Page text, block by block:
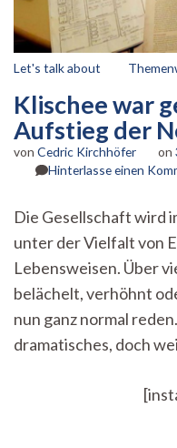
Let's talk about
Klischee war
Aufstieg der
von Cedric Kirchhöfer on
Hinterlasse einen
Die Gesellschaft wird
unter der Vielfalt von
Lebensweisen. Über
belächelt, verhöhnt
nun ganz normal
dramatisches, doch